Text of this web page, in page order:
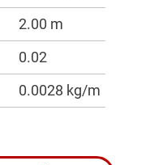
2.00 m
0.02
0.0028 kg/m